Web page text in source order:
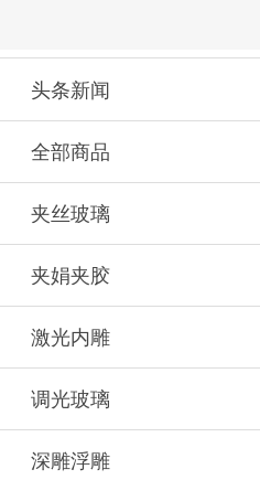
头条新闻
全部商品
夹丝玻璃
夹娟夹胶
激光内雕
调光玻璃
深雕浮雕